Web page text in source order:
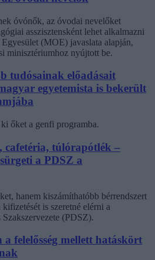
óvónők, az óvodai nevelőket
asszisztensként lehet alkalmazni
(MOE) javaslata alapján,
minisztériumhoz nyújtott be.
tudósainak előadásait
egyetemista is bekerült
őket a genfi programba.
cafetéria, túlórapótlék –
a PDSZ a
hanem kiszámíthatóbb bérrendszert
is szeretné elérni a
(PDSZ).
a felelősség mellett hatáskört